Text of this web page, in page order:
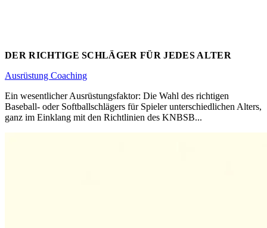
DER RICHTIGE SCHLÄGER FÜR JEDES ALTER
Ausrüstung Coaching
Ein wesentlicher Ausrüstungsfaktor: Die Wahl des richtigen
Baseball- oder Softballschlägers für Spieler unterschiedlichen Alters,
ganz im Einklang mit den Richtlinien des KNBSB...